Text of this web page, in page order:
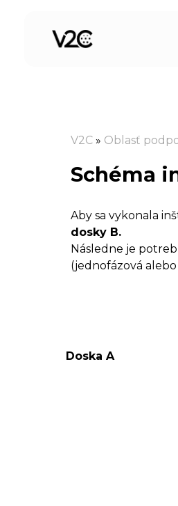
V2C » Oblasť
Schéma
Aby sa vykonala
dosky B.
Následne je
(jednofázová
Doska A